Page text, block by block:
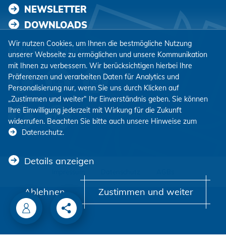
NEWSLETTER
DOWNLOADS
FOLGEN SIE UNS
Wir nutzen Cookies, um Ihnen die bestmögliche Nutzung
unserer Webseite zu ermöglichen und unsere Kommunikation
mit Ihnen zu verbessern. Wir berücksichtigen hierbei Ihre
Präferenzen und verarbeiten Daten für Analytics und
Personalisierung nur, wenn Sie uns durch Klicken auf
„Zustimmen und weiter“ Ihr Einverständnis geben. Sie können
Ihre Einwilligung jederzeit mit Wirkung für die Zukunft
widerrufen. Beachten Sie bitte auch unsere Hinweise zum
Datenschutz.
Details anzeigen
Ablehnen Zustimmen und weiter